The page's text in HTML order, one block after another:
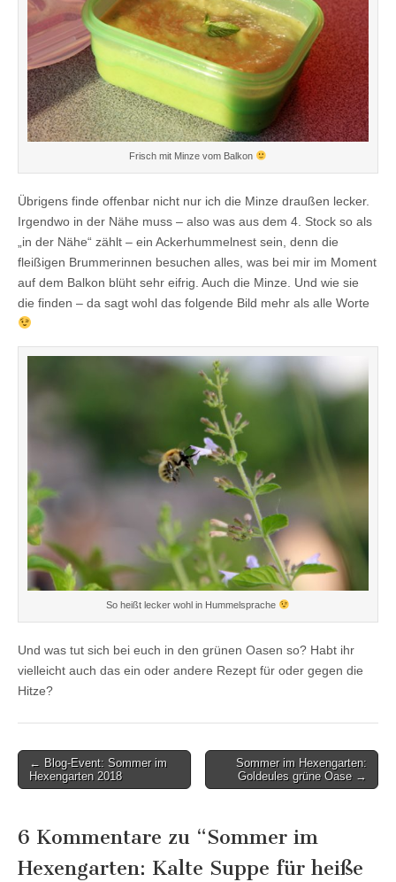
Frisch mit Minze vom Balkon
Übrigens finde offenbar nicht nur ich die Minze draußen lecker.
Irgendwo in der Nähe muss – also was aus dem 4. Stock so als
„in der Nähe“ zählt – ein Ackerhummelnest sein, denn die
fleißigen Brummerinnen besuchen alles, was bei mir im Moment
auf dem Balkon blüht sehr eifrig. Auch die Minze. Und wie sie
die finden – da sagt wohl das folgende Bild mehr als alle Worte
So heißt lecker wohl in Hummelsprache
Und was tut sich bei euch in den grünen Oasen so? Habt ihr
vielleicht auch das ein oder andere Rezept für oder gegen die
Hitze?
Post
navigation
← Blog-Event: Sommer im
Hexengarten 2018
Sommer im Hexengarten:
Goldeules grüne Oase →
6 Kommentare zu “Sommer im
Hexengarten: Kalte Suppe für heiße